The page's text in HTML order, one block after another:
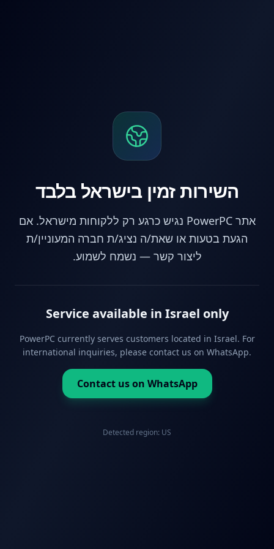
השירות זמין בישראל בלבד
אתר PowerPC נגיש כרגע רק ללקוחות מישראל. אם
הגעת בטעות או שאת/ה נציג/ת חברה המעוניין/ת
ליצור קשר — נשמח לשמוע.
Service available in Israel only
PowerPC currently serves customers located in Israel. For
international inquiries, please contact us on WhatsApp.
Contact us on WhatsApp
Detected region: US